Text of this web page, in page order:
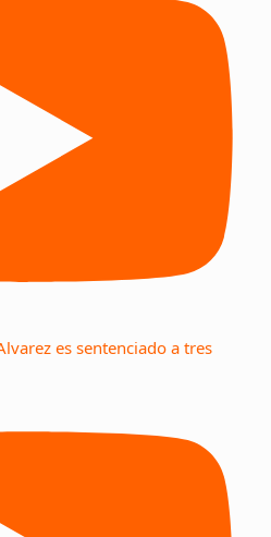
es sentenciado a tres